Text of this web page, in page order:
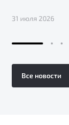
31 июля 2026
Все новости